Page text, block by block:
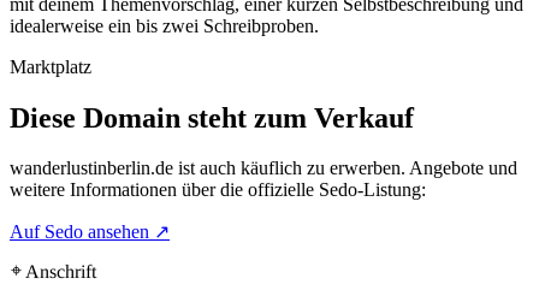
idealerweise ein bis zwei Schreibproben.
Marktplatz
Diese Domain steht zum Verkauf
wanderlustinberlin.de ist auch käuflich zu erwerben. Angebote und
weitere Informationen über die offizielle Sedo-Listung:
Auf Sedo ansehen ↗
⌖ Anschrift